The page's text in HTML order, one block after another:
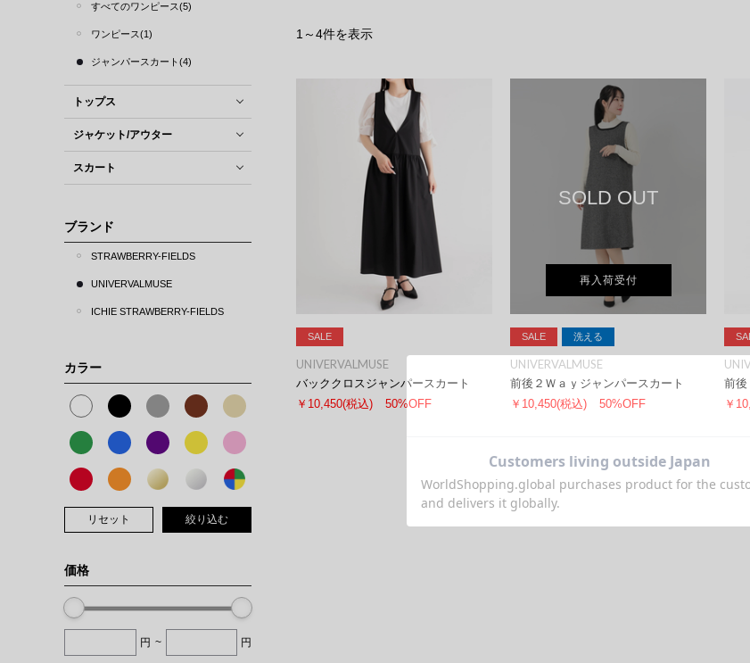
すべてのワンピース(5)
ワンピース(1)
ジャンパースカート(4)
トップス
ジャケット/アウター
スカート
ブランド
STRAWBERRY-FIELDS
UNIVERVALMUSE
ICHIE STRAWBERRY-FIELDS
カラー
リセット 絞り込む
価格
円 ~ 円
1 ～4件を表示
SALE
UNIVERVALMUSE
バッククロスジャンパースカート
￥10,450(税込) 50%OFF
SOLD OUT
再入荷受付
SALE 洗える
UNIVERVALMUSE
前後２Ｗａｙジャンパースカート
￥10,450(税込) 50%OFF
前後
￥